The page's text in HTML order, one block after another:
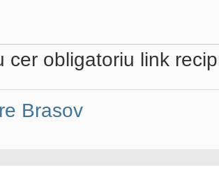
cer obligatoriu link
Brasov